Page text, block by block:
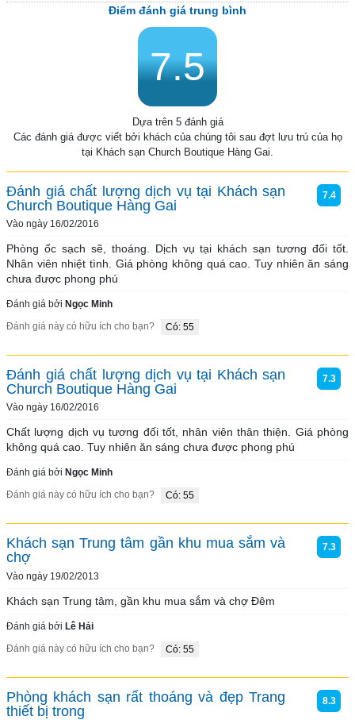
Điểm đánh giá trung bình
7.5
Dựa trên 5 đánh giá
Các đánh giá được viết bởi khách của chúng tôi sau đợt lưu trú của họ
tại Khách sạn Church Boutique Hàng Gai.
Đánh giá chất lượng dịch vụ tại Khách sạn
Church Boutique Hàng Gai
Vào ngày 16/02/2016
7.4
Phòng ốc sạch sẽ, thoáng. Dịch vụ tại khách sạn tương đối tốt.
Nhân viên nhiệt tình. Giá phòng không quá cao. Tuy nhiên ăn sáng
chưa được phong phú
Đánh giá bởi Ngọc Minh
Đánh giá này có hữu ích cho bạn?
Có: 55
Đánh giá chất lượng dịch vụ tại Khách sạn
Church Boutique Hàng Gai
Vào ngày 16/02/2016
7.3
Chất lượng dịch vụ tương đối tốt, nhân viên thân thiện. Giá phòng
không quá cao. Tuy nhiên ăn sáng chưa được phong phú
Đánh giá bởi Ngọc Minh
Đánh giá này có hữu ích cho bạn?
Có: 55
Khách sạn Trung tâm gần khu mua sắm và
chợ
Vào ngày 19/02/2013
7.3
Khách sạn Trung tâm, gần khu mua sắm và chợ Đêm
Đánh giá bởi Lê Hải
Đánh giá này có hữu ích cho bạn?
Có: 55
Phòng khách sạn rất thoáng và đẹp Trang
thiết bị trong
8.3